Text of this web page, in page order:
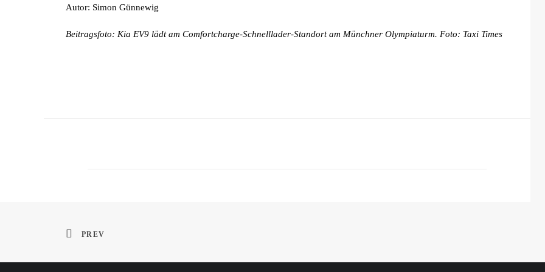
Autor: Simon Günnewig
Beitragsfoto: Kia EV9 lädt am Comfortcharge-Schnelllader-Standort am Münchner Olympiaturm. Foto: Taxi Times
PREV